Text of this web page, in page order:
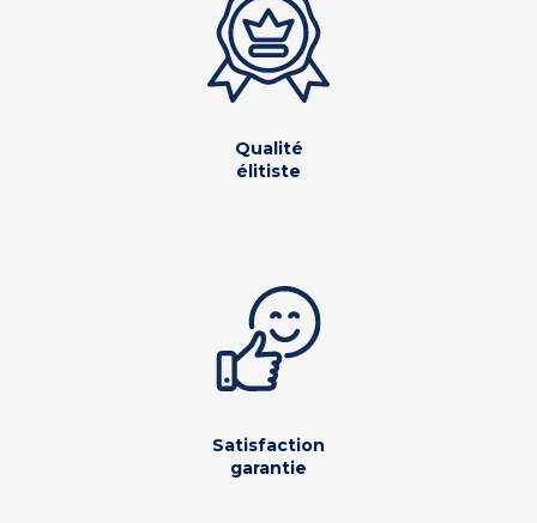
Qualité
élitiste
Satisfaction
garantie